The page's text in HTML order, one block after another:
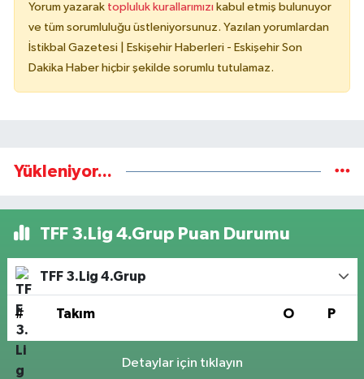
Yorum yazarak topluluk kurallarımızı kabul etmiş bulunuyor
ve tüm sorumluluğu üstleniyorsunuz. Yazılan yorumlardan
İstikbal Gazetesi | Eskişehir Haberleri - Eskişehir Son
Dakika Haber hiçbir şekilde sorumlu tutulamaz.
Yükleniyor...
TFF 3.Lig 4.Grup Puan Durumu
TFF 3.Lig 4.Grup
# Takım O P
Detaylar için tıklayın